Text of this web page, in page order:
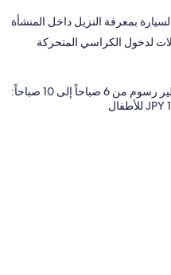
بمعرفة النزيل داخل المنشأة
لدخول الكراسي المتحركة
يتوفر يوميًا بوفيه الإفطار نظير رسوم من 6 صباحاً إلى 10 صباحاً: